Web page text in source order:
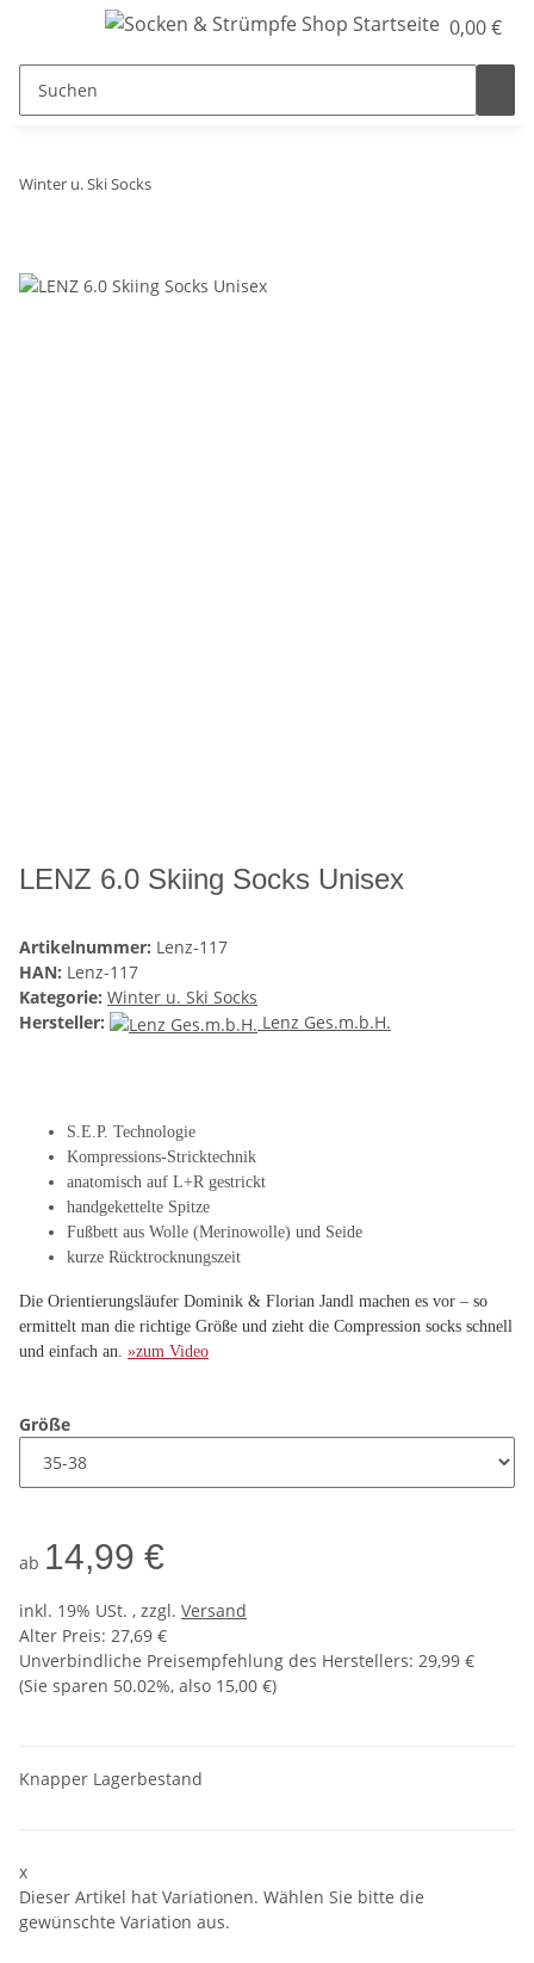
0,00 €
Winter u. Ski Socks
LENZ 6.0 Skiing Socks Unisex
Artikelnummer: Lenz-117
HAN: Lenz-117
Kategorie: Winter u. Ski Socks
Hersteller:
Lenz Ges.m.b.H.
S.E.P. Technologie
Kompressions-Stricktechnik
anatomisch auf L+R gestrickt
handgekettelte Spitze
Fußbett aus Wolle (Merinowolle) und Seide
kurze Rücktrocknungszeit
Die Orientierungsläufer Dominik & Florian Jandl machen es vor – so
ermittelt man die richtige Größe und zieht die Compression socks schnell
und einfach an. »zum Video
Größe
ab 14,99 €
inkl. 19% USt. , zzgl. Versand
Alter Preis: 27,69 €
Unverbindliche Preisempfehlung des Herstellers: 29,99 €
(Sie sparen 50.02%, also 15,00 €)
Knapper Lagerbestand
x
Dieser Artikel hat Variationen. Wählen Sie bitte die
gewünschte Variation aus.